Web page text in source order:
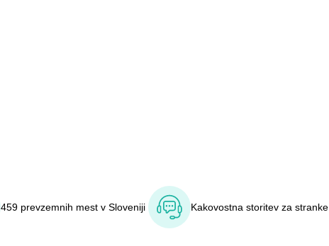
459 prevzemnih mest v Sloveniji Kakovostna storitev za stranke